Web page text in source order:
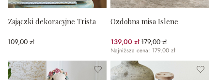
Zajączki dekoracyjne Trista
109,00 zł
Ozdobna misa Islene
139,00 zł179,00 zł
(22.35%spared)
Najniższa cena: 179,00 zł